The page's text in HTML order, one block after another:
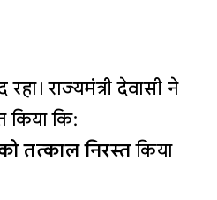
राज्यमंत्री देवासी ने
किया कि:
तत्काल निरस्तकिया